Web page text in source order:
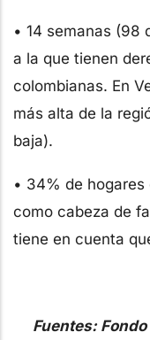
• 14 semanas (98
a la que tienen
colombianas. En
más alta de la
baja).
• 34% de
como cabeza de
tiene en cuenta
Fuentes: